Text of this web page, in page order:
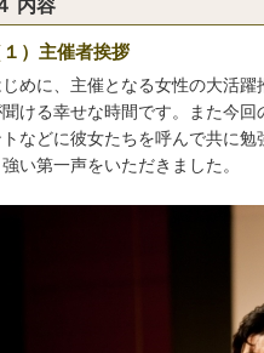
内容
１）主催者挨拶
に、主催となる女性の大活躍
ける幸せな時間です。また今
などに彼女たちを呼んで共に勉
い第一声をいただきました。